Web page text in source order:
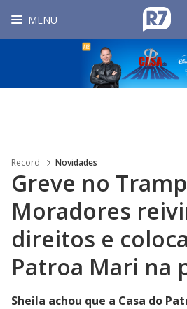
MENU
Record Novidades
Greve no
Moradores
direitos e
Patroa Mari na
Sheila achou que a Casa do